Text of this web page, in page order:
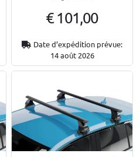
€ 101,00
Date d’expédition prévue:
14 août 2026